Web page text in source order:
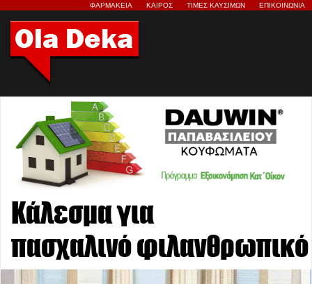
ΦΑΡΜΑΚΕΙΑ ΚΑΙΡΟΣ ΤΙΜΕΣ ΚΑΥΣΙΜΩΝ ΕΠΙΚΟΙΝΩΝΙΑ
Κάλεσμα για
πασχαλινό